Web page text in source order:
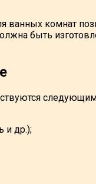
ванных комнат
быть
и др.);